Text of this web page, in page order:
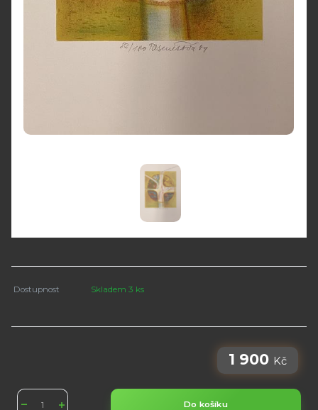
Dostupnost Skladem 3 ks
1 900 Kč
Do košíku